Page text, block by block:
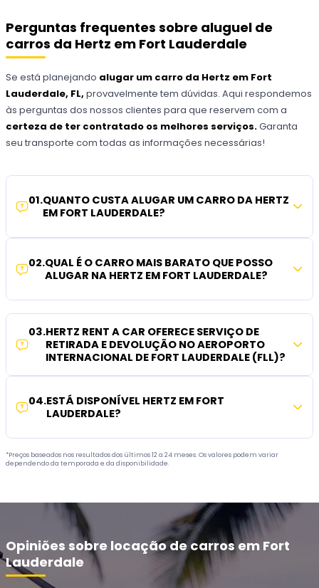
Perguntas frequentes sobre aluguel de
carros da Hertz em Fort Lauderdale
Se está planejando alugar um carro da Hertz em Fort
Lauderdale, FL, provavelmente tem dúvidas. Aqui respondemos
às perguntas dos nossos clientes para que reservem com a
certeza de ter contratado os melhores serviços.Garanta
seu transporte com todas as informações necessárias!
01.QUANTO CUSTA ALUGAR UM CARRO DA HERTZ
EM FORT LAUDERDALE?
02.QUAL É O CARRO MAIS BARATO QUE POSSO
ALUGAR NA HERTZ EM FORT LAUDERDALE?
03.HERTZ RENT A CAR OFERECE SERVIÇO DE
RETIRADA E DEVOLUÇÃO NO AEROPORTO
INTERNACIONAL DE FORT LAUDERDALE (FLL)?
04.ESTÁ DISPONÍVEL HERTZ EM FORT
LAUDERDALE?
*Preços baseados nos resultados dos últimos 12 a 24 meses. Os valores podem variar
dependendo da temporada e da disponibilidade.
Opiniões sobre locação de carros em Fort
Lauderdale